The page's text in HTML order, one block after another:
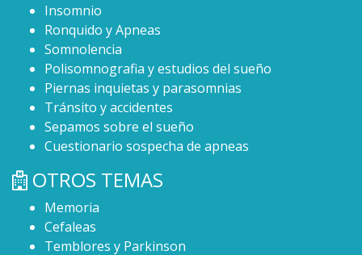
Insomnio
Ronquido y Apneas
Somnolencia
Polisomnografia y estudios del sueño
Piernas inquietas y parasomnias
Tránsito y accidentes
Sepamos sobre el sueño
Cuestionario sospecha de apneas
OTROS TEMAS
Memoria
Cefaleas
Temblores y Parkinson